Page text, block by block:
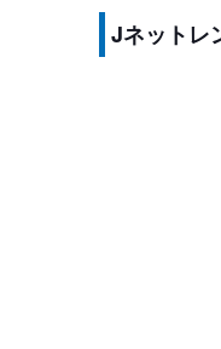
Jネットレ